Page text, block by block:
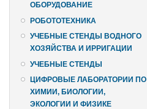
ОБОРУДОВАНИЕ
РОБОТОТЕХНИКА
УЧЕБНЫЕ СТЕНДЫ ВОДНОГО
ХОЗЯЙСТВА И ИРРИГАЦИИ
УЧЕБНЫЕ СТЕНДЫ
ЦИФРОВЫЕ ЛАБОРАТОРИИ ПО
ХИМИИ, БИОЛОГИИ,
ЭКОЛОГИИ И ФИЗИКЕ